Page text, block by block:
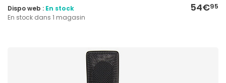
54€95
Dispo web : En stock
En stock dans 1 magasin